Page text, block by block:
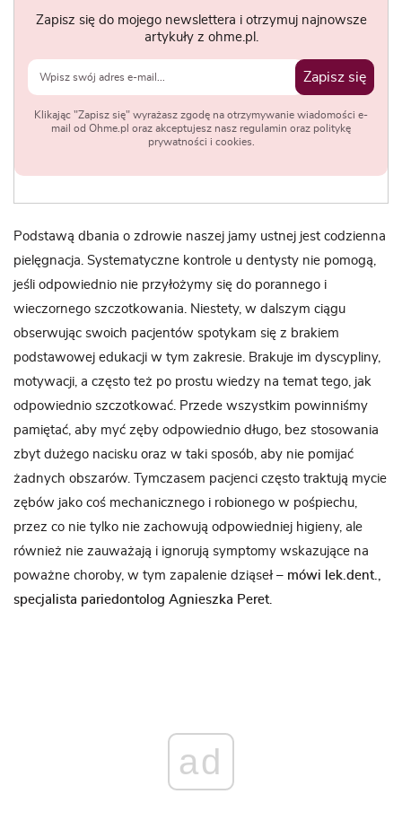
Zapisz się do mojego newslettera i otrzymuj najnowsze
artykuły z ohme.pl.
Zapisz się
Klikając "Zapisz się" wyrażasz zgodę na otrzymywanie wiadomości e-
mail od Ohme.pl oraz akceptujesz nasz regulamin oraz politykę
prywatności i cookies.
Podstawą dbania o zdrowie naszej jamy ustnej jest codzienna
pielęgnacja. Systematyczne kontrole u dentysty nie pomogą,
jeśli odpowiednio nie przyłożymy się do porannego i
wieczornego szczotkowania. Niestety, w dalszym ciągu
obserwując swoich pacjentów spotykam się z brakiem
podstawowej edukacji w tym zakresie. Brakuje im dyscypliny,
motywacji, a często też po prostu wiedzy na temat tego, jak
odpowiednio szczotkować. Przede wszystkim powinniśmy
pamiętać, aby myć zęby odpowiednio długo, bez stosowania
zbyt dużego nacisku oraz w taki sposób, aby nie pomijać
żadnych obszarów. Tymczasem pacjenci często traktują mycie
zębów jako coś mechanicznego i robionego w pośpiechu,
przez co nie tylko nie zachowują odpowiedniej higieny, ale
również nie zauważają i ignorują symptomy wskazujące na
poważne choroby, w tym zapalenie dziąseł– mówi lek.dent.,
specjalista pariedontolog Agnieszka Peret
ad